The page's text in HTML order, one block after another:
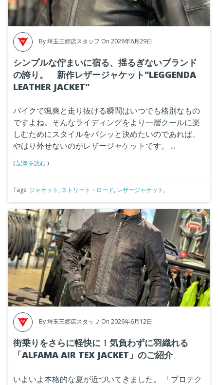
By埼玉三郷店スタッフ On 2026年6月29日
シンプルな佇まいに宿る、揺るぎないブランド
の誇り。 新作レザージャケット"LEGGENDA
LEATHER JACKET"
バイクで颯爽と走り抜ける瞬間はいつでも格別なもの
ですよね。そんなライディングをより一層クールに楽
しむためにスタイルをバシッと決めたいのであれば、
やはり外せないのがレザージャケットです。
...
(記事を読む)
Tags: ジャケット , ストリート・ロード, レザージャケット ,
By埼玉三郷店スタッフ On 2026年6月12日
街乗りをさらに軽快に！気負わずに羽織れる
「ALFAMA AIR TEX JACKET」のご紹介
いよいよ本格的な夏が近づいてきました。
「プロテク